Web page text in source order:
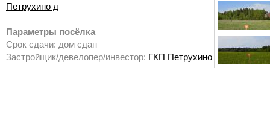
Петрухино д
Параметры посёлка
Срок сдачи: дом сдан
Застройщик/девелопер/инвестор: ГКП Петрухино